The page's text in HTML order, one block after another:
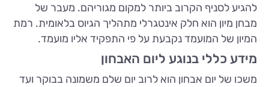
להגיע לסניף הקרוב ביותר למקום מגוריהם. מעבר של
מבחן מיון הוא חלק אינטגרלי מתהליך הגיוס בלאומית. רמת
המיון של המועמד נקבעת על פי התפקיד אליו מועמד.
מידע כללי בנוגע ליום האבחון
משכו של יום אבחון הוא לרוב יום שלם משמונה בבוקר ועד